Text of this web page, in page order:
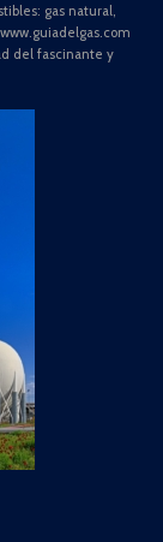
gas natural,
del fascinante y